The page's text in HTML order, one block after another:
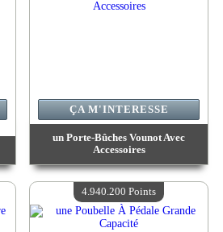
un Porte-Bûches Vounot Avec
Accessoires
Valeur :5 588 600 Points
Quantité Disponible :4
ÇA M'INTERESSE
4.940.200 Points